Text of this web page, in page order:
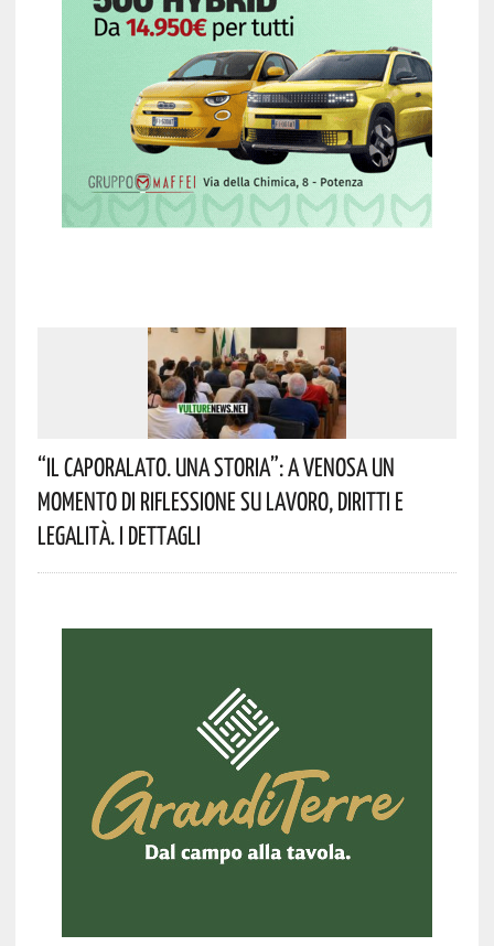
“Il Caporalato. Una Storia”: A Venosa Un
Momento Di Riflessione Su Lavoro, Diritti E
Legalità. I Dettagli